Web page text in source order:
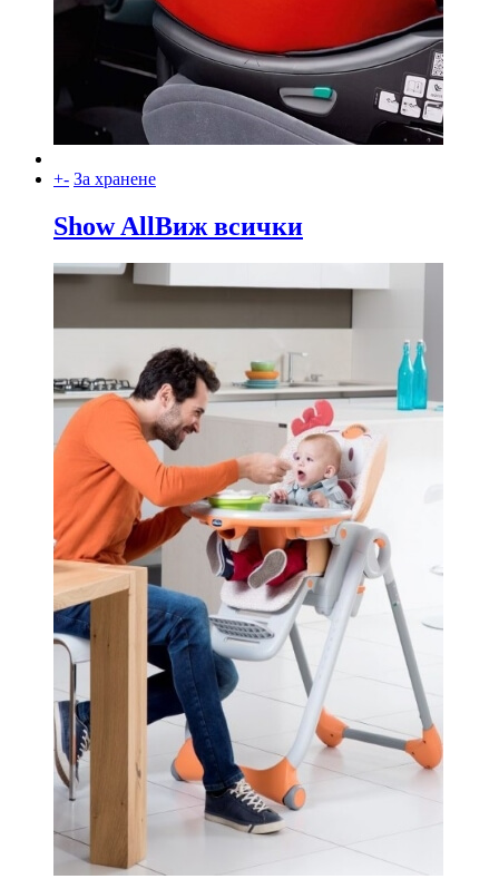
+- За хранене
Show AllВиж всички